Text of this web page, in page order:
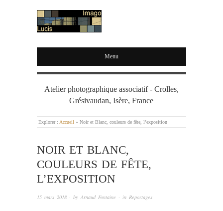
IMAGO LUCIS
Menu
Atelier photographique associatif - Crolles,
Grésivaudan, Isère, France
Explorer : Accueil » Noir et Blanc, couleurs de fête, l’exposition
NOIR ET BLANC,
COULEURS DE FÊTE,
L’EXPOSITION
15 mars 2018 · by Arnaud Fontaine · in Reportages